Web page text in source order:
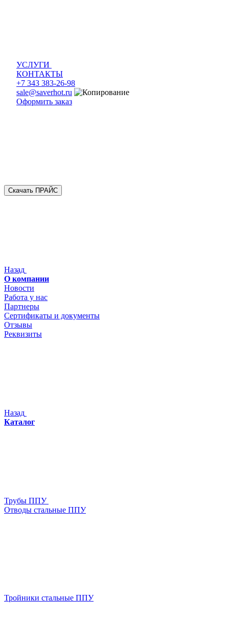
УСЛУГИ
КОНТАКТЫ
+7 343 383-26-98
sale@saverhot.ru
Оформить заказ
Скачать ПРАЙС
Назад
О компании
Новости
Работа у нас
Партнеры
Сертификаты и документы
Отзывы
Реквизиты
Назад
Каталог
Трубы ППУ
Отводы стальные ППУ
Тройники стальные ППУ